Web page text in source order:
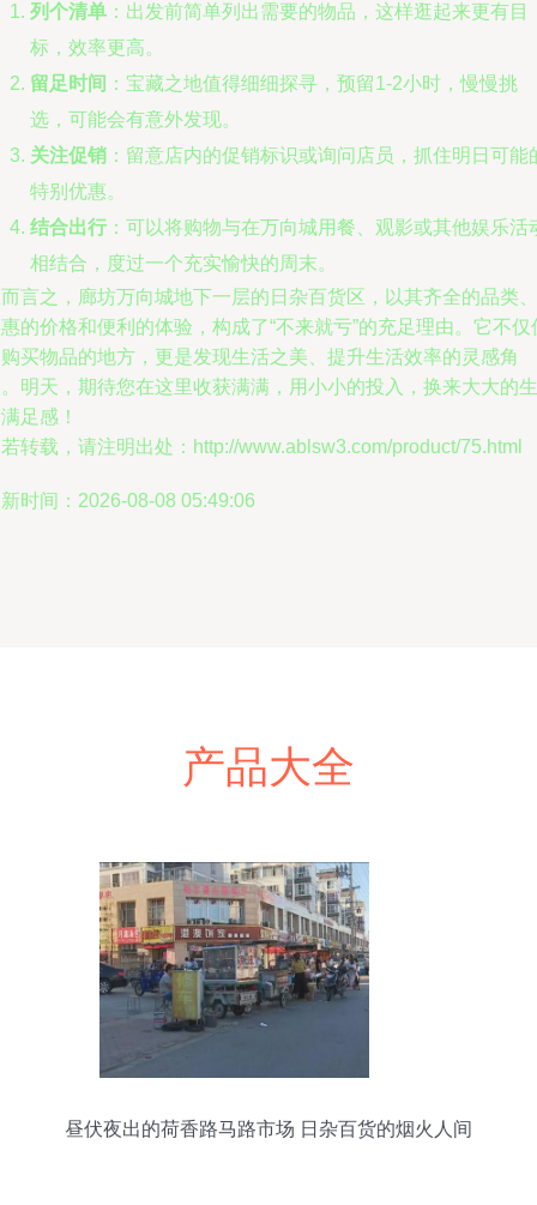
列个清单 ：出发前简单列出需要的物品，这样逛起来更有目
标，效率更高。
留足时间 ：宝藏之地值得细细探寻，预留1-2小时，慢慢挑
选，可能会有意外发现。
关注促销 ：留意店内的促销标识或询问店员，抓住明日可能
特别优惠。
结合出行 ：可以将购物与在万向城用餐、观影或其他娱乐活
相结合，度过一个充实愉快的周末。
言之，廊坊万向城地下一层的日杂百货区，以其齐全的品类、
的价格和便利的体验，构成了“不来就亏”的充足理由。它不仅
买物品的地方，更是发现生活之美、提升生活效率的灵感角
明天，期待您在这里收获满满，用小小的投入，换来大大的生
足感！
转载，请注明出处：http://www.ablsw3.com/product/75.html
时间：2026-08-08 05:49:06
产品大全
昼伏夜出的荷香路马路市场 日杂百货的烟火人间